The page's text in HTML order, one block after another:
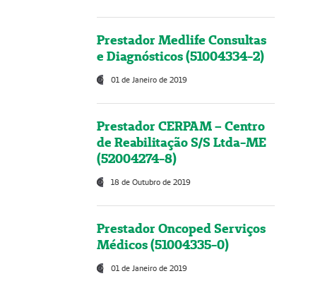
Prestador Medlife Consultas
e Diagnósticos (51004334-2)
01 de Janeiro de 2019
Prestador CERPAM – Centro
de Reabilitação S/S Ltda-ME
(52004274-8)
18 de Outubro de 2019
Prestador Oncoped Serviços
Médicos (51004335-0)
01 de Janeiro de 2019